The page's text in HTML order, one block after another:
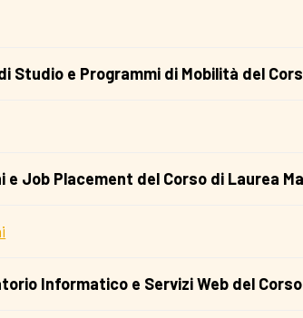
Studio e Programmi di Mobilità del
e Job Placement del Corso di Laurea
Informatico e Servizi Web del